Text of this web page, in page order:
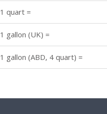
1 quart =
1 gallon (UK) =
1 gallon (ABD, 4 quart) =